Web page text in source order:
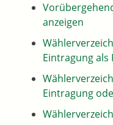
anzeigen
Eintragung als
Eintragung